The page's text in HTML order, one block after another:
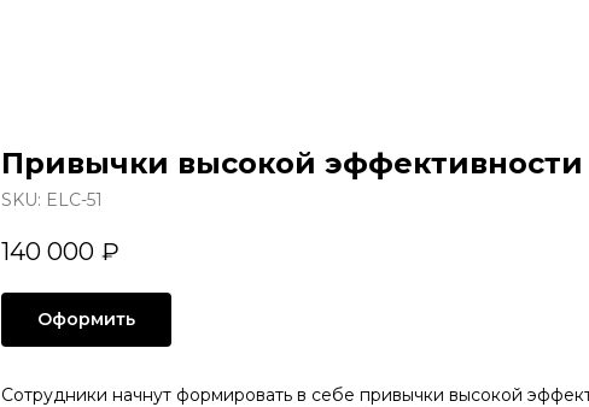
Привычки высокой эффективности
SKU: ELC-51
140 000 ₽
Оформить
Сотрудники начнут формировать в себе привычки высокой